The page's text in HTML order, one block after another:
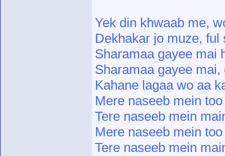
Yek din khwaab me,
Dekhakar jo muze, ful
Sharamaa gayee mai
Sharamaa gayee
Kahane lagaa wo aa
Mere naseeb mein
Tere naseeb mein
Mere naseeb mein
Tere naseeb mein